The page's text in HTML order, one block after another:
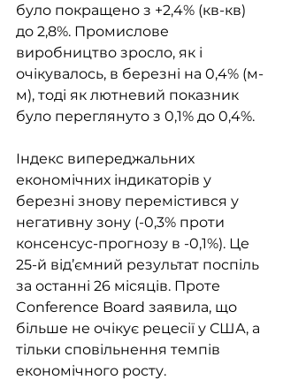
було покращено з +2,4% (кв-кв)
до 2,8%. Промислове
виробництво зросло, як і
очікувалось, в березні на 0,4% (м-
м), тоді як лютневий показник
було переглянуто з 0,1% до 0,4%.
Індекс випереджальних
економічних індикаторів у
березні знову перемістився у
негативну зону (-0,3% проти
консенсус-прогнозу в -0,1%). Це
25-й від’ємний результат поспіль
за останні 26 місяців. Проте
Conference Board заявила, що
більше не очікує рецесії у США, а
тільки сповільнення темпів
економічного росту.